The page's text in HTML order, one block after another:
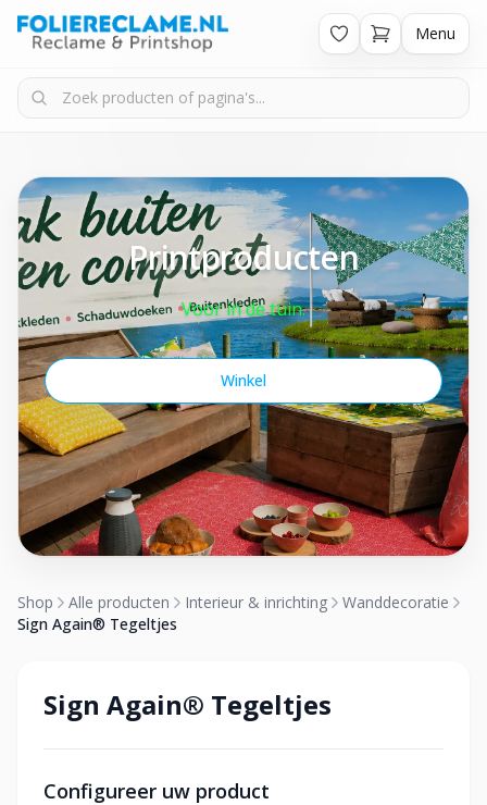
Menu
Printproducten
Voor in de tuin.
Winkel
Shop Alle producten Interieur & inrichting
Wanddecoratie
Sign Again® Tegeltjes
Sign Again® Tegeltjes
Configureer uw product